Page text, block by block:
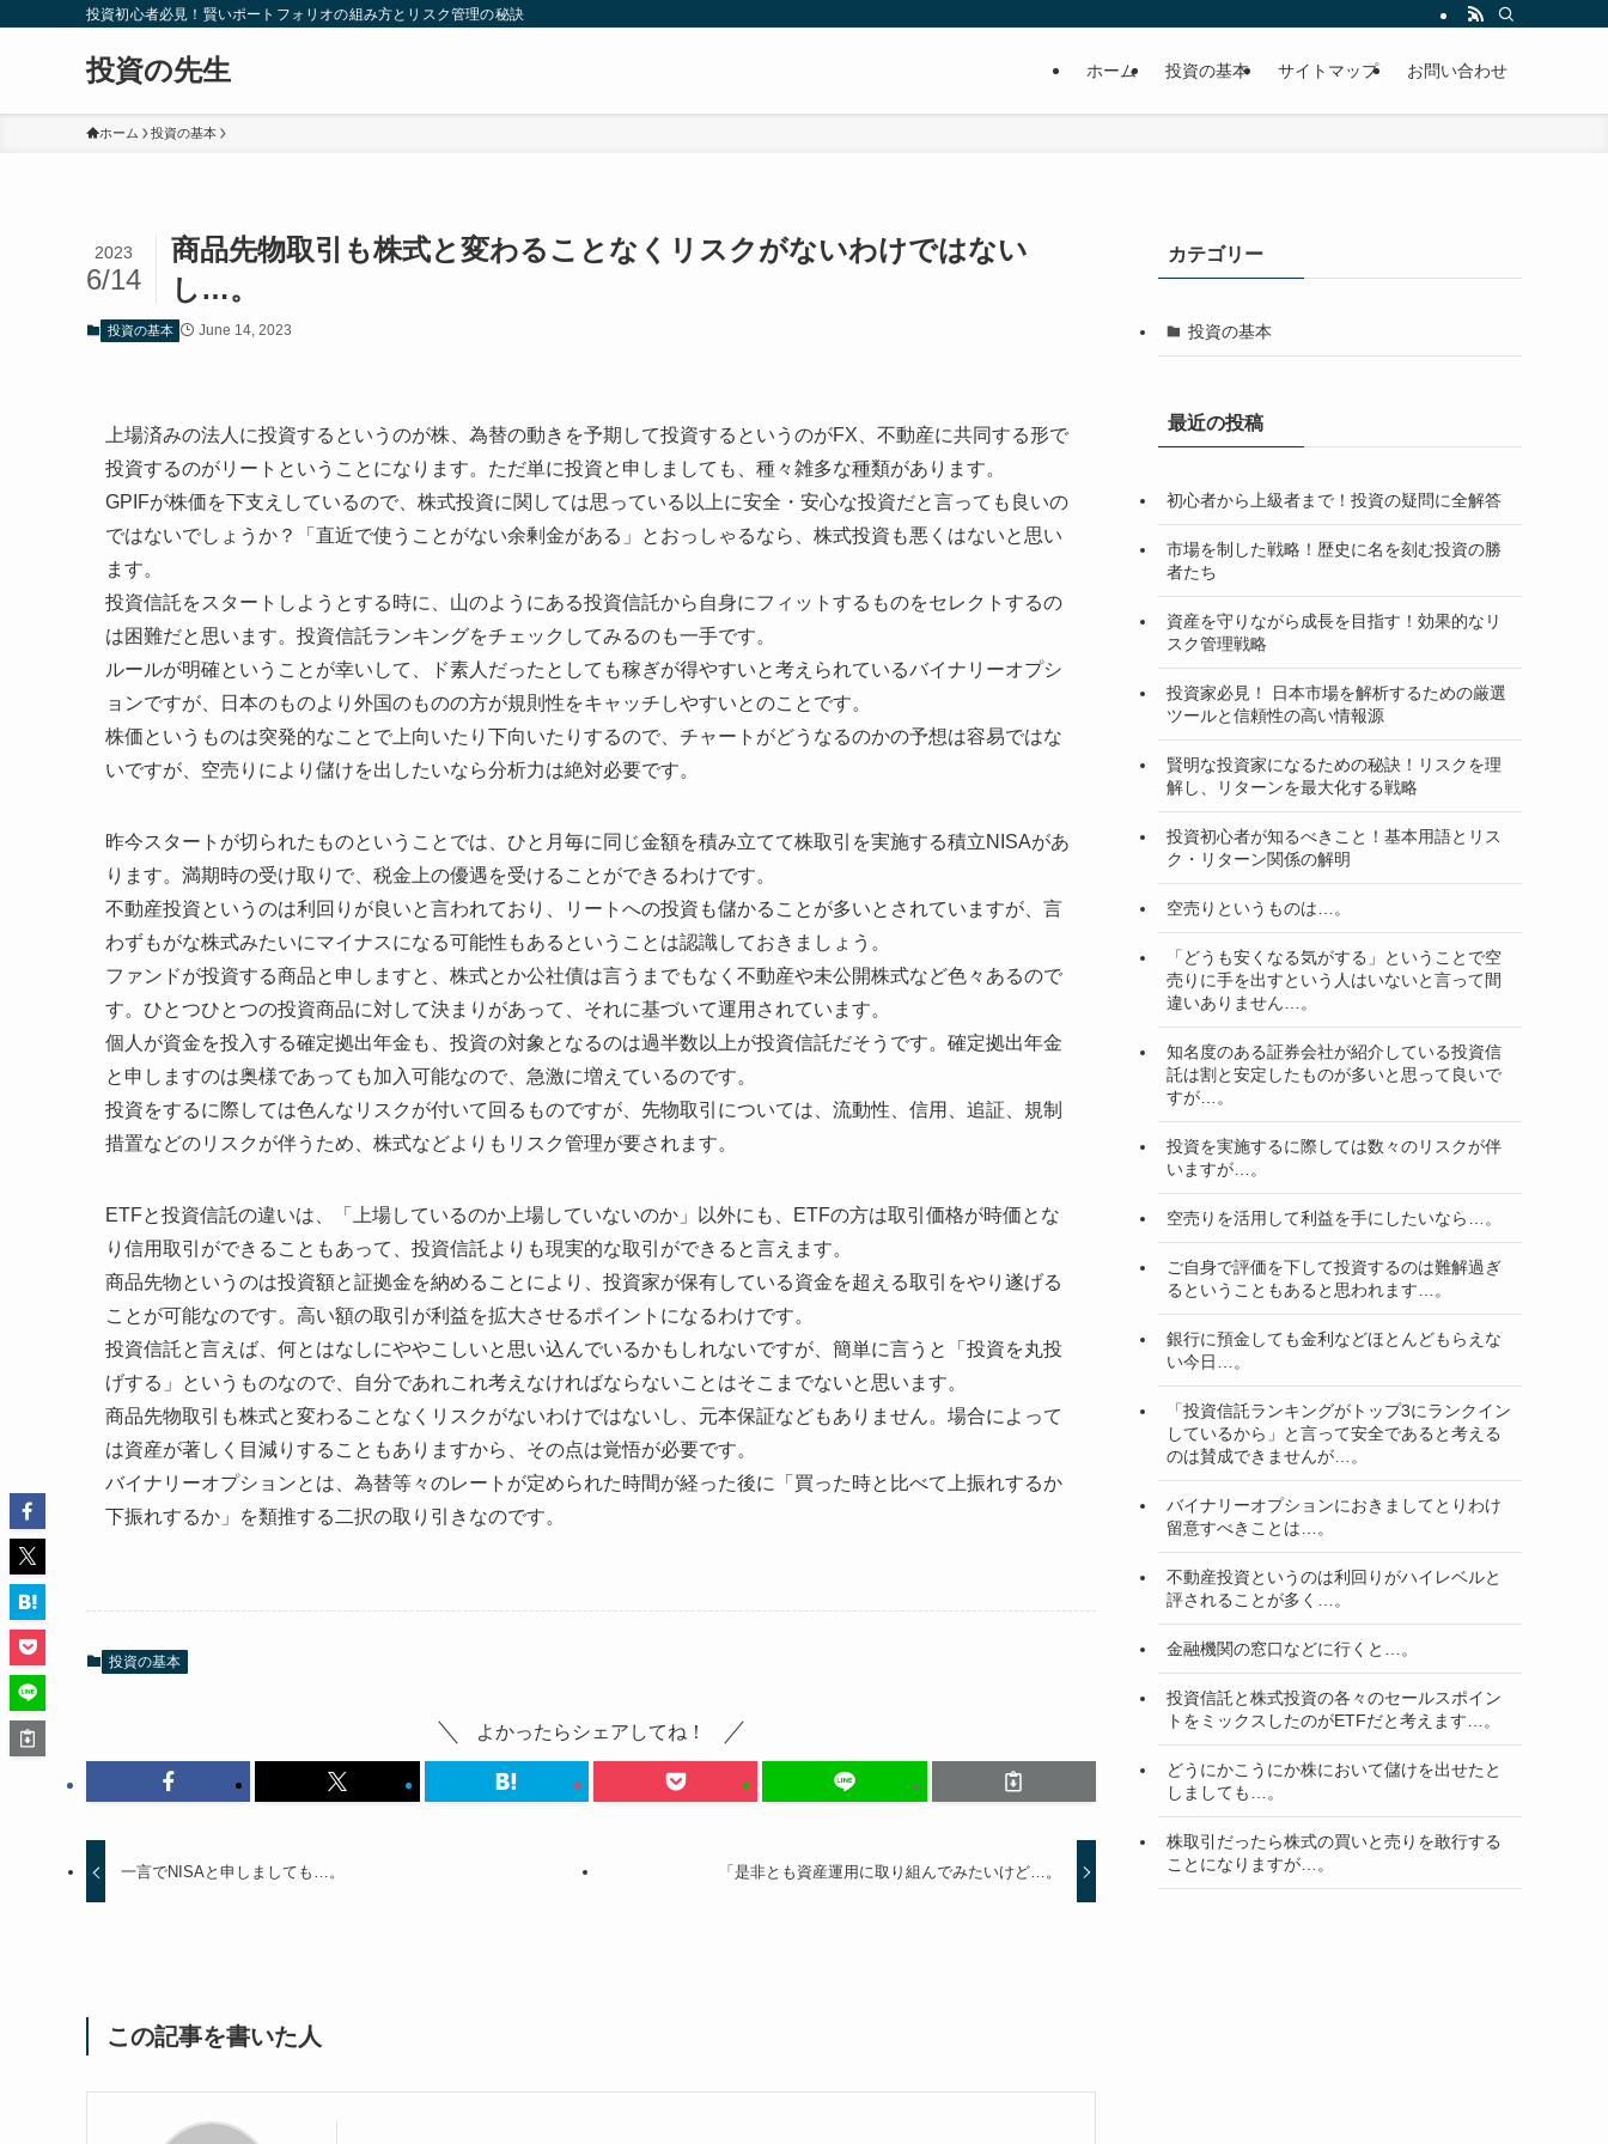
投資初心者必見！賢いポートフォリオの組み方とリスク管理の秘訣
投資の先生 ホーム 投資の基本 サイトマップ お問い合わせ
ホーム 投資の基本
商品先物取引も株式と変わることなくリスクがないわけではない
し…。
2023
6/14
投資の基本 June 14, 2023
上場済みの法人に投資するというのが株、為替の動きを予期して投資するというのがFX、不動産に共同する形で
投資するのがリートということになります。ただ単に投資と申しましても、種々雑多な種類があります。
GPIFが株価を下支えしているので、株式投資に関しては思っている以上に安全・安心な投資だと言っても良いの
ではないでしょうか？「直近で使うことがない余剰金がある」とおっしゃるなら、株式投資も悪くはないと思い
ます。
投資信託をスタートしようとする時に、山のようにある投資信託から自身にフィットするものをセレクトするの
は困難だと思います。投資信託ランキングをチェックしてみるのも一手です。
ルールが明確ということが幸いして、ド素人だったとしても稼ぎが得やすいと考えられているバイナリーオプシ
ョンですが、日本のものより外国のものの方が規則性をキャッチしやすいとのことです。
株価というものは突発的なことで上向いたり下向いたりするので、チャートがどうなるのかの予想は容易ではな
いですが、空売りにより儲けを出したいなら分析力は絶対必要です。
昨今スタートが切られたものということでは、ひと月毎に同じ金額を積み立てて株取引を実施する積立NISAがあ
ります。満期時の受け取りで、税金上の優遇を受けることができるわけです。
不動産投資というのは利回りが良いと言われており、リートへの投資も儲かることが多いとされていますが、言
わずもがな株式みたいにマイナスになる可能性もあるということは認識しておきましょう。
ファンドが投資する商品と申しますと、株式とか公社債は言うまでもなく不動産や未公開株式など色々あるので
す。ひとつひとつの投資商品に対して決まりがあって、それに基づいて運用されています。
個人が資金を投入する確定拠出年金も、投資の対象となるのは過半数以上が投資信託だそうです。確定拠出年金
と申しますのは奥様であっても加入可能なので、急激に増えているのです。
投資をするに際しては色んなリスクが付いて回るものですが、先物取引については、流動性、信用、追証、規制
措置などのリスクが伴うため、株式などよりもリスク管理が要されます。
ETFと投資信託の違いは、「上場しているのか上場していないのか」以外にも、ETFの方は取引価格が時価とな
り信用取引ができることもあって、投資信託よりも現実的な取引ができると言えます。
商品先物というのは投資額と証拠金を納めることにより、投資家が保有している資金を超える取引をやり遂げる
ことが可能なのです。高い額の取引が利益を拡大させるポイントになるわけです。
投資信託と言えば、何とはなしにややこしいと思い込んでいるかもしれないですが、簡単に言うと「投資を丸投
げする」というものなので、自分であれこれ考えなければならないことはそこまでないと思います。
商品先物取引も株式と変わることなくリスクがないわけではないし、元本保証などもありません。場合によって
は資産が著しく目減りすることもありますから、その点は覚悟が必要です。
バイナリーオプションとは、為替等々のレートが定められた時間が経った後に「買った時と比べて上振れするか
下振れするか」を類推する二択の取り引きなのです。
投資の基本
よかったらシェアしてね！
一言でNISAと申しましても…。 「是非とも資産運用に取り組んでみたいけど…。
この記事を書いた人
カテゴリー
投資の基本
最近の投稿
初心者から上級者まで！投資の疑問に全解答
市場を制した戦略！歴史に名を刻む投資の勝
者たち
資産を守りながら成長を目指す！効果的なリ
スク管理戦略
投資家必見！ 日本市場を解析するための厳選
ツールと信頼性の高い情報源
賢明な投資家になるための秘訣！リスクを理
解し、リターンを最大化する戦略
投資初心者が知るべきこと！基本用語とリス
ク・リターン関係の解明
空売りというものは…。
「どうも安くなる気がする」ということで空
売りに手を出すという人はいないと言って間
違いありません…。
知名度のある証券会社が紹介している投資信
託は割と安定したものが多いと思って良いで
すが…。
投資を実施するに際しては数々のリスクが伴
いますが…。
空売りを活用して利益を手にしたいなら…。
ご自身で評価を下して投資するのは難解過ぎ
るということもあると思われます…。
銀行に預金しても金利などほとんどもらえな
い今日…。
「投資信託ランキングがトップ3にランクイン
しているから」と言って安全であると考える
のは賛成できませんが…。
バイナリーオプションにおきましてとりわけ
留意すべきことは…。
不動産投資というのは利回りがハイレベルと
評されることが多く…。
金融機関の窓口などに行くと…。
投資信託と株式投資の各々のセールスポイン
トをミックスしたのがETFだと考えます…。
どうにかこうにか株において儲けを出せたと
しましても…。
株取引だったら株式の買いと売りを敢行する
ことになりますが…。